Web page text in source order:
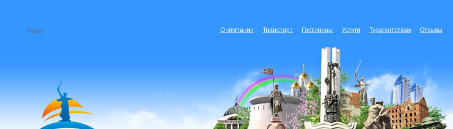
О компании Транспорт Гостиницы Услуги Турагентствам Отзывы